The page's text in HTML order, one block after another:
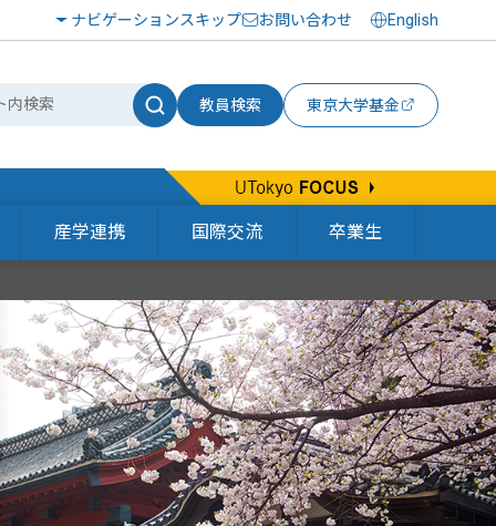
ナビゲーションスキップ お問い合わせ English
教員検索 東京大学基金
産学連携 国際交流 卒業生